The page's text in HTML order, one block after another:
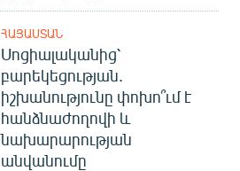
ՀԱՅԱՍՏԱՆ
Սոցիալականից՝
բարեկեցության.
իշխանությունը փոխո՞ւմ է
հանձնաժողովի և
նախարարության
անվանումը